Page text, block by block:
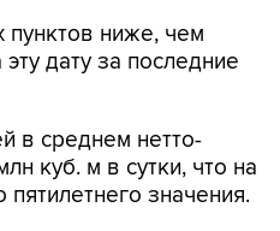
пунктов ниже, чем
дату за последние
в среднем нетто-
куб. м в сутки, что на
значения.